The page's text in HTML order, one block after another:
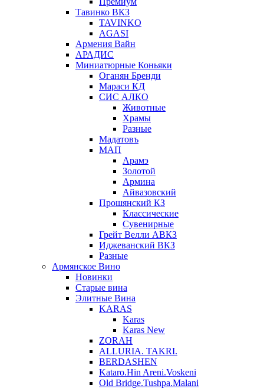
Тавинко ВКЗ
TAVINKO
AGASI
Армения Вайн
АРАДИС
Миниатюрные Коньяки
Оганян Бренди
Мараси КД
СИС АЛКО
Животные
Храмы
Разные
Мадатовъ
МАП
Арамэ
Золотой
Армина
Айвазовский
Прошянский КЗ
Классические
Сувенирные
Грейт Велли АВКЗ
Иджеванский ВКЗ
Разные
Армянское Вино
Новинки
Старые вина
Элитные Вина
KARAS
Karas
Karas New
ZORAH
ALLURIA. TAKRI.
BERDASHEN
Kataro.Hin Areni.Voskeni
Old Bridge.Tushpa.Malani